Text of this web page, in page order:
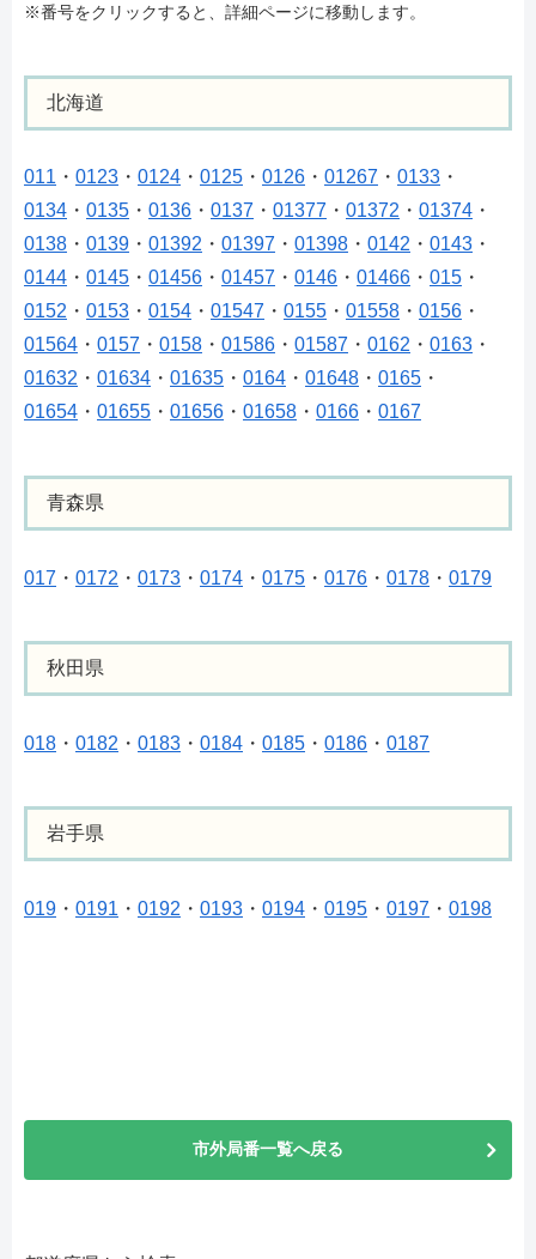
※番号をクリックすると、詳細ページに移動します。
北海道
011 ・ 0123 ・ 0124 ・ 0125 ・ 0126 ・ 01267 ・ 0133 ・
0134 ・ 0135 ・ 0136 ・ 0137 ・ 01377 ・ 01372 ・ 01374 ・
0138 ・ 0139 ・ 01392 ・ 01397 ・ 01398 ・ 0142 ・ 0143 ・
0144 ・ 0145 ・ 01456 ・ 01457 ・ 0146 ・ 01466 ・ 015 ・
0152 ・ 0153 ・ 0154 ・ 01547 ・ 0155 ・ 01558 ・ 0156 ・
01564 ・ 0157 ・ 0158 ・ 01586 ・ 01587 ・ 0162 ・ 0163 ・
01632 ・ 01634 ・ 01635 ・ 0164 ・ 01648 ・ 0165 ・
01654 ・ 01655 ・ 01656 ・ 01658 ・ 0166 ・ 0167
青森県
017 ・ 0172 ・ 0173 ・ 0174 ・ 0175 ・ 0176 ・ 0178 ・ 0179
秋田県
018 ・ 0182 ・ 0183 ・ 0184 ・ 0185 ・ 0186 ・ 0187
岩手県
019 ・ 0191 ・ 0192 ・ 0193 ・ 0194 ・ 0195 ・ 0197 ・ 0198
市外局番一覧へ戻る